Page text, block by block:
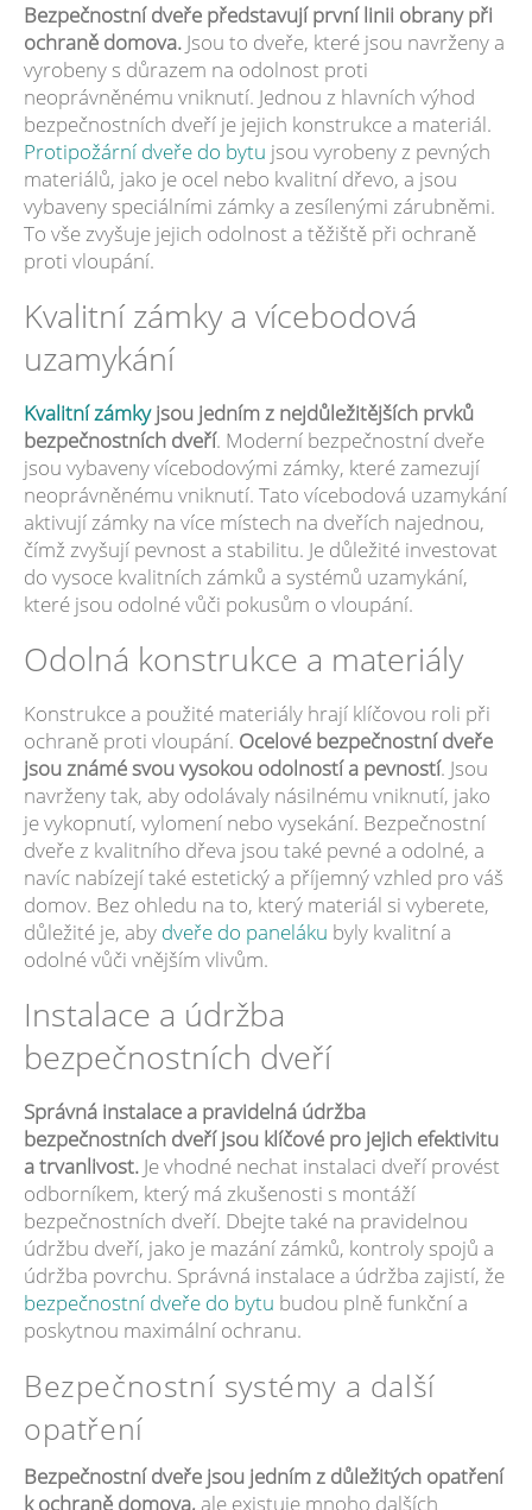
Bezpečnostní dveře představují první linii obrany při
ochraně domova. Jsou to dveře, které jsou navrženy a
vyrobeny s důrazem na odolnost proti
neoprávněnému vniknutí. Jednou z hlavních výhod
bezpečnostních dveří je jejich konstrukce a materiál.
Protipožární dveře do bytu jsou vyrobeny z pevných
materiálů, jako je ocel nebo kvalitní dřevo, a jsou
vybaveny speciálními zámky a zesílenými zárubněmi.
To vše zvyšuje jejich odolnost a těžiště při ochraně
proti vloupání.
Kvalitní zámky a vícebodová
uzamykání
Kvalitní zámkyjsou jedním z nejdůležitějších prvků
bezpečnostních dveří. Moderní bezpečnostní dveře
jsou vybaveny vícebodovými zámky, které zamezují
neoprávněnému vniknutí. Tato vícebodová uzamykání
aktivují zámky na více místech na dveřích najednou,
čímž zvyšují pevnost a stabilitu. Je důležité investovat
do vysoce kvalitních zámků a systémů uzamykání,
které jsou odolné vůči pokusům o vloupání.
Odolná konstrukce a materiály
Konstrukce a použité materiály hrají klíčovou roli při
ochraně proti vloupání. Ocelové bezpečnostní dveře
jsou známé svou vysokou odolností a pevností. Jsou
navrženy tak, aby odolávaly násilnému vniknutí, jako
je vykopnutí, vylomení nebo vysekání. Bezpečnostní
dveře z kvalitního dřeva jsou také pevné a odolné, a
navíc nabízejí také estetický a příjemný vzhled pro váš
domov. Bez ohledu na to, který materiál si vyberete,
důležité je, aby dveře do paneláku byly kvalitní a
odolné vůči vnějším vlivům.
Instalace a údržba
bezpečnostních dveří
Správná instalace a pravidelná údržba
bezpečnostních dveří jsou klíčové pro jejich efektivitu
a trvanlivost. Je vhodné nechat instalaci dveří provést
odborníkem, který má zkušenosti s montáží
bezpečnostních dveří. Dbejte také na pravidelnou
údržbu dveří, jako je mazání zámků, kontroly spojů a
údržba povrchu. Správná instalace a údržba zajistí, že
bezpečnostní dveře do bytu budou plně funkční a
poskytnou maximální ochranu.
Bezpečnostní systémy a další
opatření
Bezpečnostní dveře jsou jedním z důležitých opatření
k ochraně domova, ale existuje mnoho dalších